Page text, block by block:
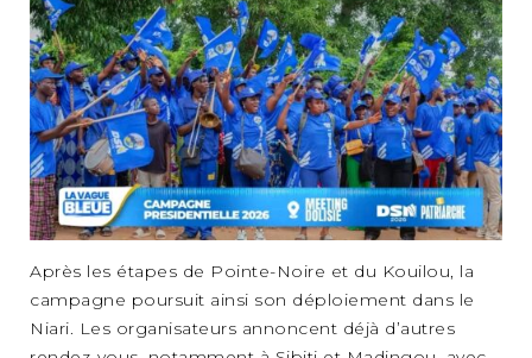
Après les étapes de Pointe-Noire et du Kouilou, la
campagne poursuit ainsi son déploiement dans le
Niari. Les organisateurs annoncent déjà d’autres